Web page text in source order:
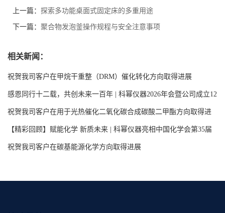
上一篇： 探索多功能桌面式固定床的多重用途
下一篇： 聚合物发泡釜操作规程与安全注意事项
相关新闻：
祝贺我司客户在甲烷干重整（DRM）催化转化方向取得进展
感恩同行十二载，共创未来一百年 | 科幂仪器2026年会暨公司成立12
周年庆典圆满举行
祝贺我司客户在用于光热催化二氧化碳合成碳酸二甲酯方向取得进
展
【精彩回顾】赋能化学 新质未来 | 科幂仪器亮相中国化学会第35届
学术年会
祝贺我司客户在碳基能源化学方向取得进展